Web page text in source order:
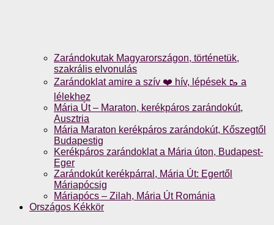
Zarándokutak Magyarországon, történetük,
szakrális elvonulás
Zarándoklat amire a szív ❤️ hív, lépések 🥾 a
lélekhez
Mária Út – Maraton, kerékpáros zarándokút,
Ausztria
Mária Maraton kerékpáros zarándokút, Kőszegtől
Budapestig
Kerékpáros zarándoklat a Mária úton, Budapest-
Eger
Zarándokút kerékpárral, Mária Út: Egertől
Máriapócsig
Máriapócs – Zilah, Mária Út Románia
Országos Kékkör